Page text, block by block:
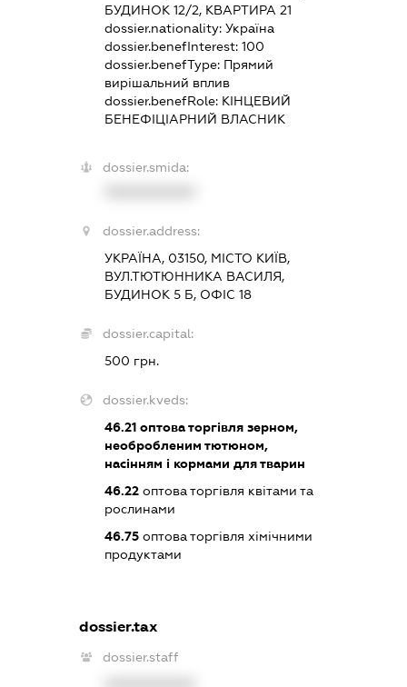
БУДИНОК 12/2, КВАРТИРА 21
dossier.nationality: Україна
dossier.benefInterest: 100
dossier.benefType: Прямий
вирішальний вплив
dossier.benefRole: КІНЦЕВИЙ
БЕНЕФІЦІАРНИЙ ВЛАСНИК
dossier.smida:
dossier.address:
УКРАЇНА, 03150, МІСТО КИЇВ,
ВУЛ.ТЮТЮННИКА ВАСИЛЯ,
БУДИНОК 5 Б, ОФІС 18
dossier.capital:
500 грн.
dossier.kveds:
46.21оптова торгівля зерном,
необробленим тютюном,
насінням і кормами для тварин
46.22оптова торгівля квітами та
рослинами
46.75оптова торгівля хімічними
продуктами
dossier.tax
dossier.staff